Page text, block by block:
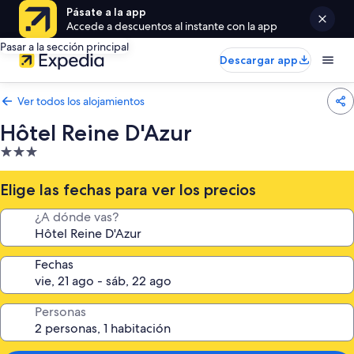
Pásate a la app
Accede a descuentos al instante con la app
Pasar a la sección principal
Descargar app
Ver todos los alojamientos
Hôtel Reine D'Azur
Alojamiento
de
3.0 estrellas
Elige las fechas para ver los precios
¿A dónde vas?
Fechas
Personas